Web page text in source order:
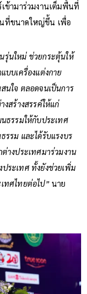
ข้ามาร่วมงานเต็มพื้นที่
ที่ขนาดใหญ่ขึ้น เพื่อ
รุ่นใหม่ ช่วยกระตุ้นให้
บบเครื่องแต่งกาย
นใจ ตลอดจนเป็นการ
งสร้างสรรค์ให้แก่
ธรรมให้กับประเทศ
รรม และได้รับแรงบร
างประเทศมาร่วมงาน
ระเทศ ทั้งยังช่วยเพิ่ม
ทศไทยต่อไป” นาย